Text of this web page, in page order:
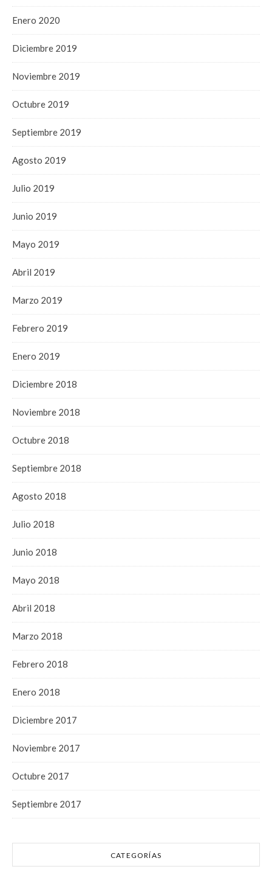
Enero 2020
Diciembre 2019
Noviembre 2019
Octubre 2019
Septiembre 2019
Agosto 2019
Julio 2019
Junio 2019
Mayo 2019
Abril 2019
Marzo 2019
Febrero 2019
Enero 2019
Diciembre 2018
Noviembre 2018
Octubre 2018
Septiembre 2018
Agosto 2018
Julio 2018
Junio 2018
Mayo 2018
Abril 2018
Marzo 2018
Febrero 2018
Enero 2018
Diciembre 2017
Noviembre 2017
Octubre 2017
Septiembre 2017
CATEGORÍAS